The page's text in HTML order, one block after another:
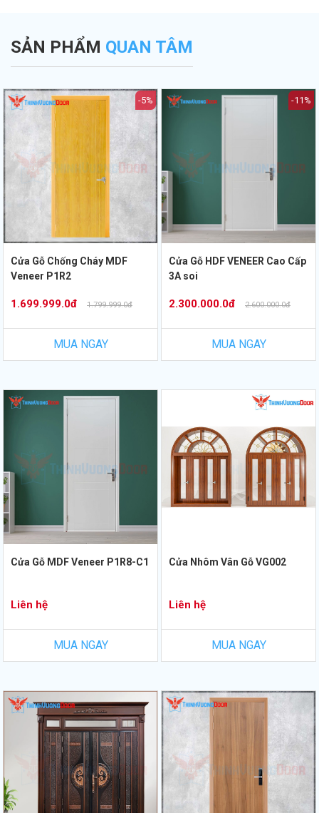
SẢN PHẨM QUAN TÂM
-5%
Cửa Gỗ Chống Cháy MDF
Veneer P1R2
1.699.999.0đ 1.799.999.0đ
MUA NGAY
-11%
Cửa Gỗ HDF VENEER Cao Cấp
3A soi
2.300.000.0đ 2.600.000.0đ
MUA NGAY
Cửa Gỗ MDF Veneer P1R8-C1
Liên hệ
MUA NGAY
Cửa Nhôm Vân Gỗ VG002
Liên hệ
MUA NGAY